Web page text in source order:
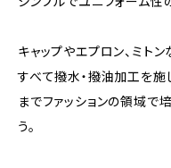
キャップやエプロン、ミト
すべて撥水・撥油加工を施
までファッションの領域で
う。